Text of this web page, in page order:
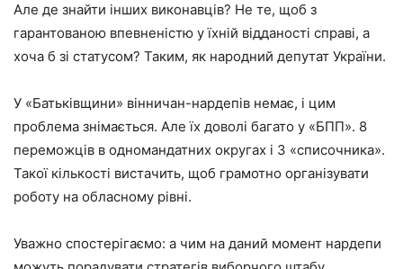
Але де знайти інших виконавців? Не те, щоб з
гарантованою впевненістю у їхній відданості справі, а
хоча б зі статусом? Таким, як народний депутат України.
У «Батьківщини» вінничан-нардепів немає, і цим
проблема знімається. Але їх доволі багато у «БПП». 8
переможців в одномандатних округах і 3 «списочника».
Такої кількості вистачить, щоб грамотно організувати
роботу на обласному рівні.
Уважно спостерігаємо: а чим на даний момент нардепи